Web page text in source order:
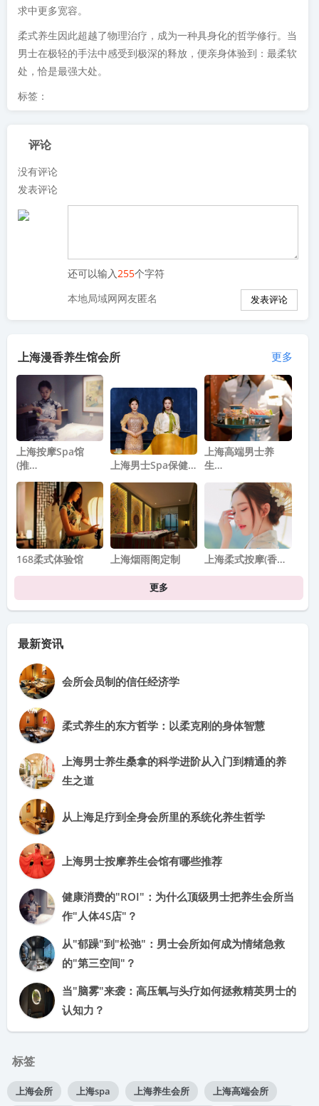
求中更多宽容。
柔式养生因此超越了物理治疗，成为一种具身化的哲学修行。当
男士在极轻的手法中感受到极深的释放，便亲身体验到：最柔软
处，恰是最强大处。
标签：
评论
没有评论
发表评论
还可以输入 255个字符
本地局域网网友匿名
上海漫香养生馆会所 更多
上海按摩spa馆
(推…
上海男士Spa保健…
上海高端男士养
生…
168柔式体验馆 上海烟雨阁定制 上海柔式按摩(香…
更多
最新资讯
会所会员制的信任经济学
柔式养生的东方哲学：以柔克刚的身体智慧
上海男士养生桑拿的科学进阶从入门到精通的养
生之道
从上海足疗到全身会所里的系统化养生哲学
上海男士按摩养生会馆有哪些推荐
健康消费的"ROI"：为什么顶级男士把养生会所当
作"人体4S店"？
从"郁躁"到"松弛"：男士会所如何成为情绪急救
的"第三空间"？
当"脑雾"来袭：高压氧与头疗如何拯救精英男士的
认知力？
标签
上海会所 上海spa 上海养生会所
上海高端会所